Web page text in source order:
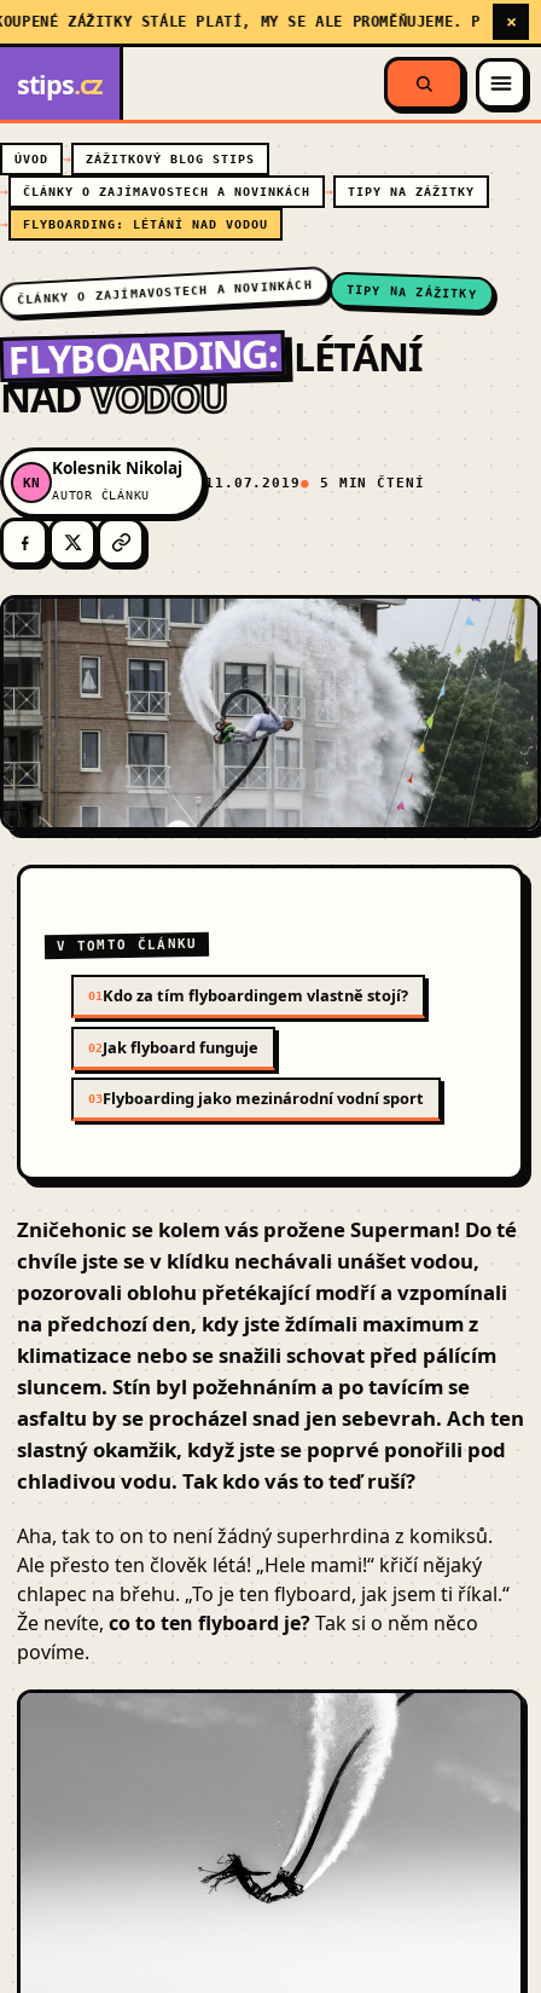
ZÁŽITKY STÁLE PLATÍ, MY SE ALE PROMĚŇUJEME. PŘEČTĚTE SI
×
stips.cz
ÚVOD ZÁŽITKOVÝ BLOG STIPS
ČLÁNKY O ZAJÍMAVOSTECH A NOVINKÁCH TIPY NA ZÁŽITKY
FLYBOARDING: LÉTÁNÍ NAD VODOU
ČLÁNKY O ZAJÍMAVOSTECH A NOVINKÁCH TIPY NA ZÁŽITKY
FLYBOARDING:LÉTÁNÍ
NADVODOU
KN
Kolesnik Nikolaj
AUTOR ČLÁNKU
11.07.2019 5 MIN ČTENÍ
V TOMTO ČLÁNKU
01Kdo za tím flyboardingem vlastně stojí?
02Jak flyboard funguje
03Flyboarding jako mezinárodní vodní sport
Zničehonic se kolem vás prožene Superman! Do té
chvíle jste se v klídku nechávali unášet vodou,
pozorovali oblohu přetékající modří a vzpomínali
na předchozí den, kdy jste ždímali maximum z
klimatizace nebo se snažili schovat před pálícím
sluncem. Stín byl požehnáním a po tavícím se
asfaltu by se procházel snad jen sebevrah. Ach ten
slastný okamžik, když jste sepoprvé ponořili pod
chladivou vodu. Tak kdo vás to teď ruší?
Aha, tak to on to není žádný superhrdina z komiksů.
Ale přesto ten člověk létá! „Hele mami!“ křičí nějaký
chlapec na břehu. „To je ten flyboard, jak jsem ti říkal.“
Že nevíte, co to ten flyboard je?Tak si o něm něco
povíme.